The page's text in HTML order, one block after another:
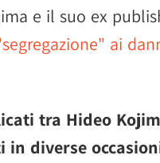
e il suo ex
ai
tra Hideo
diverse